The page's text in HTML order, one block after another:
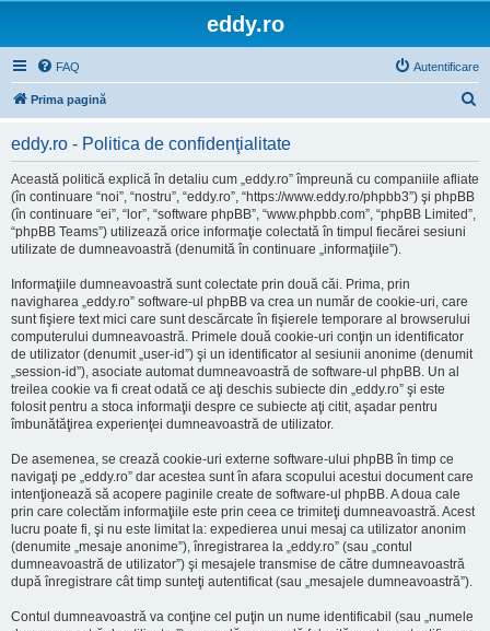
eddy.ro
FAQ Autentificare
Prima pagină
eddy.ro - Politica de confidenţialitate
Această politică explică în detaliu cum „eddy.ro” împreună cu companiile afliate
(în continuare “noi”, “nostru”, “eddy.ro”, “https://www.eddy.ro/phpbb3”) şi phpBB
(în continuare “ei”, “lor”, “software phpBB”, “www.phpbb.com”, “phpBB Limited”,
“phpBB Teams”) utilizează orice informaţie colectată în timpul fiecărei sesiuni
utilizate de dumneavoastră (denumită în continuare „informaţiile”).
Informaţiile dumneavoastră sunt colectate prin două căi. Prima, prin
navigharea „eddy.ro” software-ul phpBB va crea un număr de cookie-uri, care
sunt fişiere text mici care sunt descărcate în fişierele temporare al browserului
computerului dumneavoastră. Primele două cookie-uri conţin un identificator
de utilizator (denumit „user-id”) şi un identificator al sesiunii anonime (denumit
„session-id”), asociate automat dumneavoastră de software-ul phpBB. Un al
treilea cookie va fi creat odată ce aţi deschis subiecte din „eddy.ro” şi este
folosit pentru a stoca informaţii despre ce subiecte aţi citit, aşadar pentru
îmbunătăţirea experienţei dumneavoastră de utilizator.
De asemenea, se crează cookie-uri externe software-ului phpBB în timp ce
navigaţi pe „eddy.ro” dar acestea sunt în afara scopului acestui document care
intenţionează să acopere paginile create de software-ul phpBB. A doua cale
prin care colectăm informaţiile este prin ceea ce trimiteţi dumneavoastră. Acest
lucru poate fi, şi nu este limitat la: expedierea unui mesaj ca utilizator anonim
(denumite „mesaje anonime”), înregistrarea la „eddy.ro” (sau „contul
dumneavoastră de utilizator”) şi mesajele transmise de către dumneavoastră
după înregistrare cât timp sunteţi autentificat (sau „mesajele dumneavoastră”).
Contul dumneavoastră va conţine cel puţin un nume identificabil (sau „numele